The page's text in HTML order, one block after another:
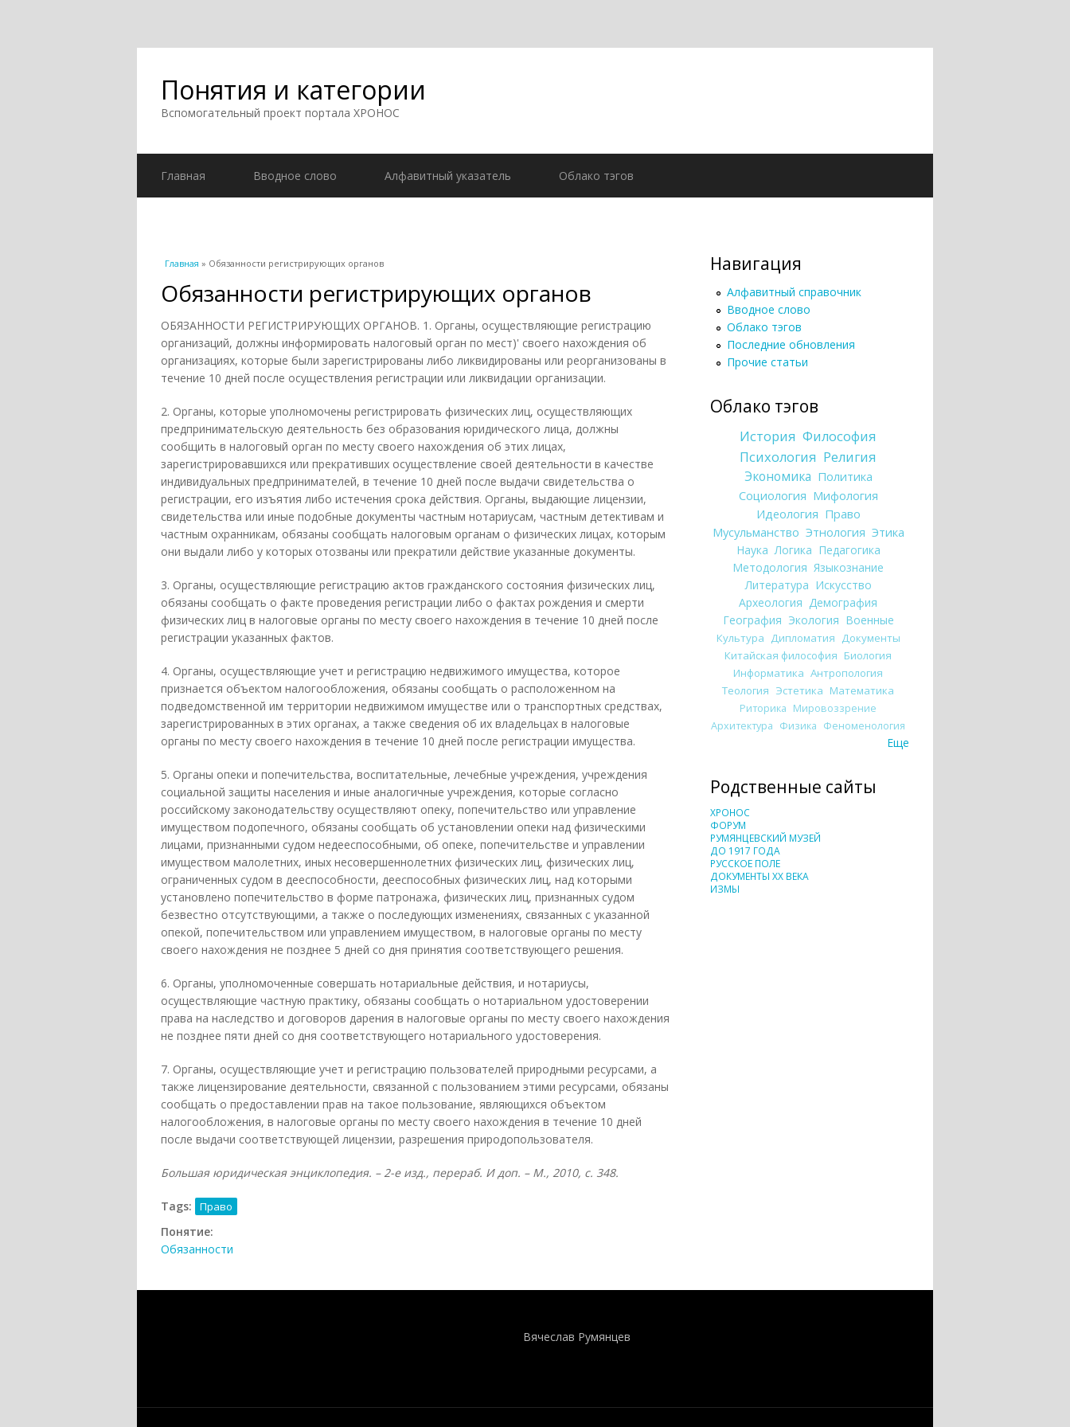
Понятия и категории
Вспомогательный проект портала ХРОНОС
Главная Вводное слово Алфавитный указатель Облако тэгов
Вы здесь
Главная » Обязанности регистрирующих органов
Обязанности регистрирующих органов
ОБЯЗАННОСТИ РЕГИСТРИРУЮЩИХ ОРГАНОВ. 1. Органы, осуществляющие регистрацию
организаций, должны информировать налоговый орган по мест)' своего нахождения об
организациях, которые были зарегистрированы либо ликвидированы или реорганизованы в
течение 10 дней после осуществления регистрации или ликвидации организации.
2. Органы, которые уполномочены регистрировать физических лиц, осуществляющих
предпринимательскую деятельность без образования юридического лица, должны
сообщить в налоговый орган по месту своего нахождения об этих лицах,
зарегистрировавшихся или прекративших осуществление своей деятельности в качестве
индивидуальных предпринимателей, в течение 10 дней после выдачи свидетельства о
регистрации, его изъятия либо истечения срока действия. Органы, выдающие лицензии,
свидетельства или иные подобные документы частным нотариусам, частным детективам и
частным охранникам, обязаны сообщать налоговым органам о физических лицах, которым
они выдали либо у которых отозваны или прекратили действие указанные документы.
3. Органы, осуществляющие регистрацию актов гражданского состояния физических лиц,
обязаны сообщать о факте проведения регистрации либо о фактах рождения и смерти
физических лиц в налоговые органы по месту своего нахождения в течение 10 дней после
регистрации указанных фактов.
4. Органы, осуществляющие учет и регистрацию недвижимого имущества, которое
признается объектом налогообложения, обязаны сообщать о расположенном на
подведомственной им территории недвижимом имуществе или о транспортных средствах,
зарегистрированных в этих органах, а также сведения об их владельцах в налоговые
органы по месту своего нахождения в течение 10 дней после регистрации имущества.
5. Органы опеки и попечительства, воспитательные, лечебные учреждения, учреждения
социальной защиты населения и иные аналогичные учреждения, которые согласно
российскому законодательству осуществляют опеку, попечительство или управление
имуществом подопечного, обязаны сообщать об установлении опеки над физическими
лицами, признанными судом недееспособными, об опеке, попечительстве и управлении
имуществом малолетних, иных несовершеннолетних физических лиц, физических лиц,
ограниченных судом в дееспособности, дееспособных физических лиц, над которыми
установлено попечительство в форме патронажа, физических лиц, признанных судом
безвестно отсутствующими, а также о последующих изменениях, связанных с указанной
опекой, попечительством или управлением имуществом, в налоговые органы по месту
своего нахождения не позднее 5 дней со дня принятия соответствующего решения.
6. Органы, уполномоченные совершать нотариальные действия, и нотариусы,
осуществляющие частную практику, обязаны сообщать о нотариальном удостоверении
права на наследство и договоров дарения в налоговые органы по месту своего нахождения
не позднее пяти дней со дня соответствующего нотариального удостоверения.
7. Органы, осуществляющие учет и регистрацию пользователей природными ресурсами, а
также лицензирование деятельности, связанной с пользованием этими ресурсами, обязаны
сообщать о предоставлении прав на такое пользование, являющихся объектом
налогообложения, в налоговые органы по месту своего нахождения в течение 10 дней
после выдачи соответствующей лицензии, разрешения природопользователя.
Большая юридическая энциклопедия. – 2-е изд., перераб. И доп. – М., 2010, с. 348.
Tags: Право
Понятие:
Обязанности
Навигация
Алфавитный справочник
Вводное слово
Облако тэгов
Последние обновления
Прочие статьи
Облако тэгов
История Философия
Психология Религия
Экономика Политика
Социология Мифология
Идеология Право
Мусульманство Этнология Этика
Наука Логика Педагогика
Методология Языкознание
Литература Искусство
Археология Демография
География Экология Военные
Культура Дипломатия Документы
Китайская философия Биология
Информатика Антропология
Теология Эстетика Математика
Риторика Мировоззрение
Архитектура Физика Феноменология
Еще
Родственные сайты
ХРОНОС
ФОРУМ
РУМЯНЦЕВСКИЙ МУЗЕЙ
ДО 1917 ГОДА
РУССКОЕ ПОЛЕ
ДОКУМЕНТЫ XX ВЕКА
ИЗМЫ
Вячеслав Румянцев